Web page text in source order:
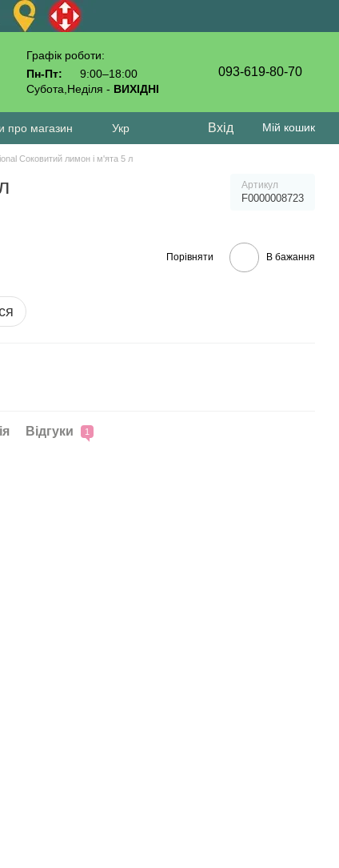
Графік роботи:
Пн-Пт:
9:00–18:00
Субота,Неділя - ВИХІДНІ
093-619-80-70
про магазин Укр Вхід Мій кошик
Соковитий лимон і м'ята 5 л
Артикул
F0000008723
Порівняти В бажання
Відгуки 1